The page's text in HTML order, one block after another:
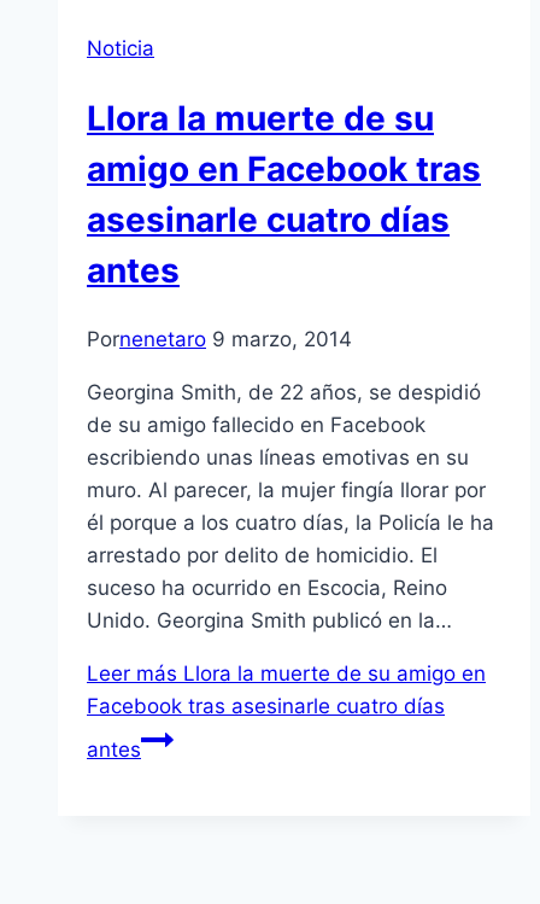
Noticia
Llora la muerte de su
amigo en Facebook tras
asesinarle cuatro días
antes
Pornenetaro 9 marzo, 2014
Georgina Smith, de 22 años, se despidió
de su amigo fallecido en Facebook
escribiendo unas líneas emotivas en su
muro. Al parecer, la mujer fingía llorar por
él porque a los cuatro días, la Policía le ha
arrestado por delito de homicidio. El
suceso ha ocurrido en Escocia, Reino
Unido. Georgina Smith publicó en la…
Leer más Llora la muerte de su amigo en
Facebook tras asesinarle cuatro días
antes